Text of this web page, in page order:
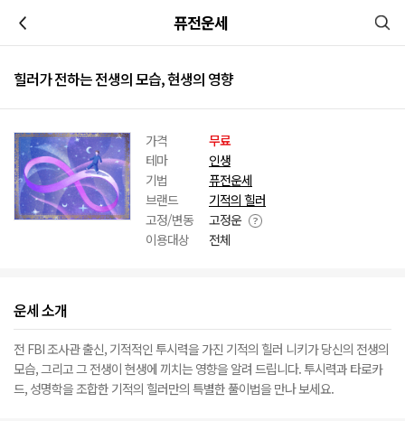
퓨전운세
힐러가 전하는 전생의 모습, 현생의 영향
가격
무료
테마
인생
기법
퓨전운세
브랜드
기적의 힐러
고정/변동
고정운
이용대상
전체
운세 소개
전 FBI 조사관 출신, 기적적인 투시력을 가진 기적의 힐러 니키가 당신의 전생의
모습, 그리고 그 전생이 현생에 끼치는 영향을 알려 드립니다. 투시력과 타로카
드, 성명학을 조합한 기적의 힐러만의 특별한 풀이법을 만나 보세요.